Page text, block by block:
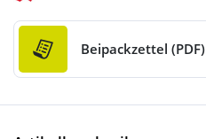
Beipackzettel (PDF)